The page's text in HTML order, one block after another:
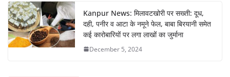
Kanpur News: मिलावटखोरी पर सख्ती: दूध,
दही, पनीर व आटा के नमूने फेल, बाबा बिरयानी समेत
कई कारोबारियों पर लगा लाखों का जुर्माना
December 5, 2024